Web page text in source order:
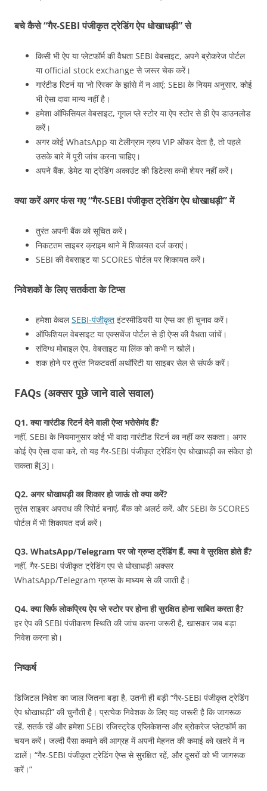
बचे कैसे “गैर‑SEBI पंजीकृत ट्रेडिंग ऐप धोखाधड़ी” से
किसी भी ऐप या प्लेटफॉर्म की वैधता SEBI वेबसाइट, अपने ब्रोकरेज पोर्टल
या official stock exchange से जरूर चेक करें।
गारंटीड रिटर्न या ‘नो रिस्क’ के झांसे में न आएं; SEBI के नियम अनुसार, कोई
भी ऐसा दावा मान्य नहीं है।
हमेशा ऑफिसियल वेबसाइट, गूगल प्ले स्टोर या ऐप स्टोर से ही ऐप डाउनलोड
करें।
अगर कोई WhatsApp या टेलीग्राम ग्रुप VIP ऑफर देता है, तो पहले
उसके बारे में पूरी जांच करना चाहिए।
अपने बैंक, डेमेट या ट्रेडिंग अकाउंट की डिटेल्स कभी शेयर नहीं करें।
क्या करें अगर फंस गए “गैर‑SEBI पंजीकृत ट्रेडिंग ऐप धोखाधड़ी” में
तुरंत अपनी बैंक को सूचित करें।
निकटतम साइबर क्राइम थाने में शिकायत दर्ज कराएं।
SEBI की वेबसाइट या SCORES पोर्टल पर शिकायत करें।
निवेशकों के लिए सतर्कता के टिप्स
हमेशा केवलSEBI-पंजीकृत इंटरमीडियरी या ऐप्स का ही चुनाव करें।
ऑफिशियल वेबसाइट या एक्सचेंज पोर्टल से ही ऐप्स की वैधता जांचें।
संदिग्ध मोबाइल ऐप, वेबसाइट या लिंक को कभी न खोलें।
शक होने पर तुरंत निकटवर्ती अथॉरिटी या साइबर सेल से संपर्क करें।
FAQs (अक्सर पूछे जाने वाले सवाल)
Q1. क्या गारंटीड रिटर्न देने वाली ऐप्स भरोसेमंद हैं?
नहीं, SEBI के नियमानुसार कोई भी वादा गारंटीड रिटर्न का नहीं कर सकता। अगर
कोई ऐप ऐसा दावा करे, तो यह गैर‑SEBI पंजीकृत ट्रेडिंग ऐप धोखाधड़ी का संकेत हो
सकता है[3]।
Q2. अगर धोखाधड़ी का शिकार हो जाऊं तो क्या करें?
तुरंत साइबर अपराध की रिपोर्ट बनाएं, बैंक को अलर्ट करें, और SEBI के SCORES
पोर्टल में भी शिकायत दर्ज करें।
Q3. WhatsApp/Telegram पर जो ग्रुप्स ट्रेंडिंग हैं, क्या वे सुरक्षित होते हैं?
नहीं, गैर-SEBI पंजीकृत ट्रेडिंग एप से धोखाधड़ी अक्सर
WhatsApp/Telegram ग्रुप्स के माध्यम से की जाती है।
Q4. क्या सिर्फ लोकप्रिय ऐप प्ले स्टोर पर होना ही सुरक्षित होना साबित करता है?
हर ऐप की SEBI पंजीकरण स्थिति की जांच करना जरूरी है, खासकर जब बड़ा
निवेश करना हो।
निष्कर्ष
डिजिटल निवेश का जाल जितना बड़ा है, उतनी ही बड़ी “गैर‑SEBI पंजीकृत ट्रेडिंग
ऐप धोखाधड़ी” की चुनौती है। प्रत्येक निवेशक के लिए यह जरूरी है कि जागरूक
रहें, सतर्क रहें और हमेशा SEBI रजिस्ट्रेड एप्लिकेशन्स और ब्रोकरेज प्लेटफॉर्म का
चयन करें। जल्दी पैसा कमाने की आग्रह में अपनी मेहनत की कमाई को खतरे में न
डालें। “गैर-SEBI पंजीकृत ट्रेडिंग ऐप्स से सुरक्षित रहें, और दूसरों को भी जागरूक
करें।”